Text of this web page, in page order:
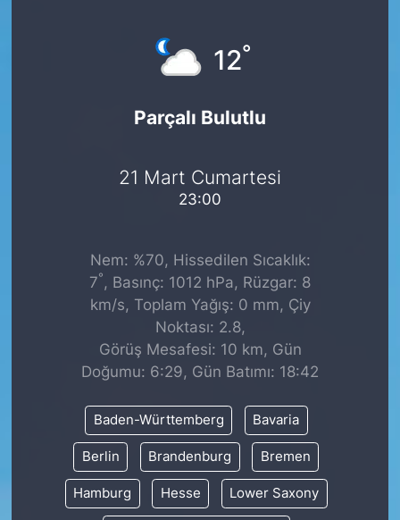
12°
Parçalı Bulutlu
21 Mart Cumartesi
23:00
Nem: %70, Hissedilen Sıcaklık:
7° , Basınç: 1012 hPa, Rüzgar: 8
km/s, Toplam Yağış: 0 mm, Çiy
Noktası: 2.8,
Görüş Mesafesi: 10 km, Gün
Doğumu: 6:29, Gün Batımı: 18:42
Baden-Württemberg Bavaria
Berlin Brandenburg Bremen
Hamburg Hesse Lower Saxony